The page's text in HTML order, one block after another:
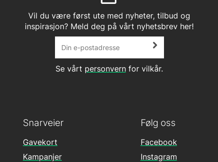
Vil du være først ute med nyheter, tilbud og
inspirasjon? Meld deg på vårt nyhetsbrev her!
Se vårt personvernfor vilkår.
Følg oss
Facebook
Instagram
Snarveier
Gavekort
Kampanjer